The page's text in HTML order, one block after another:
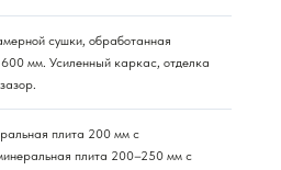
сушки, обработанная
мм. Усиленный каркас, отделка
плита 200 мм с
плита 200–250 мм с